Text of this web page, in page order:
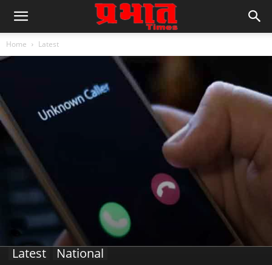
Home Latest
Latest National